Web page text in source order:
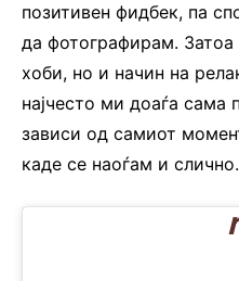
позитивен фидбек, па
да фотографирам.
хоби, но и начин на
најчесто ми доаѓа сама
зависи од самиот
каде се наоѓам и